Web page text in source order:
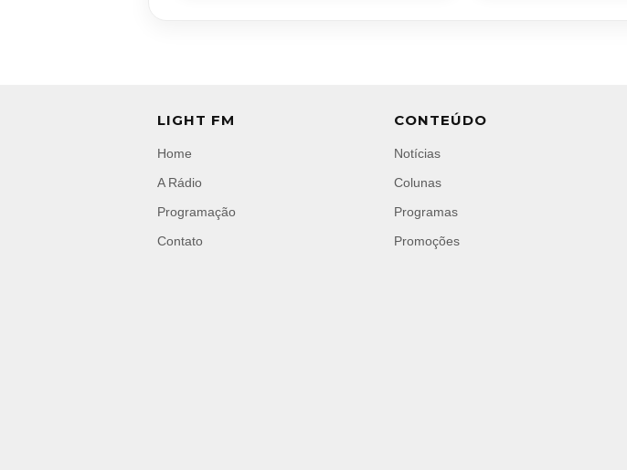
LIGHT FM
Home
A Rádio
Programação
Contato
CONTEÚDO
Notícias
Colunas
Programas
Promoções